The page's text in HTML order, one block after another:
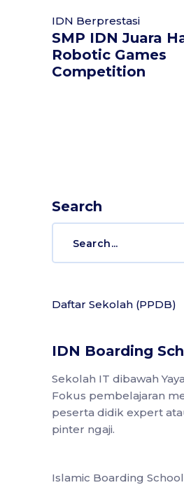
IDN Berprestasi
SMP IDN Juara
Robotic Games
Competition
Search
Daftar Sekolah (PPDB)
IDN Boarding
Sekolah IT dibawah
Fokus pembelajaran
peserta didik expert
pinter ngaji.
Islamic Boarding